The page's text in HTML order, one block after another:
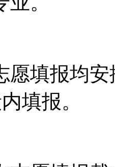
愿填报均
填报。